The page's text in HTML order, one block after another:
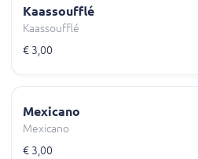
Kaassoufflé
Kaassoufflé
€ 3,00
Mexicano
Mexicano
€ 3,00